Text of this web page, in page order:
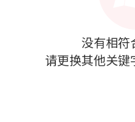
没有相符
请更换其他关